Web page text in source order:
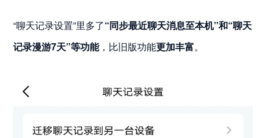
“聊天记录设置”里多了“同步最近聊天消息至本机”和“聊天
记录漫游7天”等功能，比旧版功能更加丰富。